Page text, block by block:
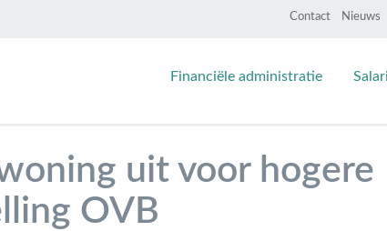
Contact Nieuws
Financiële administratie
uit voor hogere
OVB